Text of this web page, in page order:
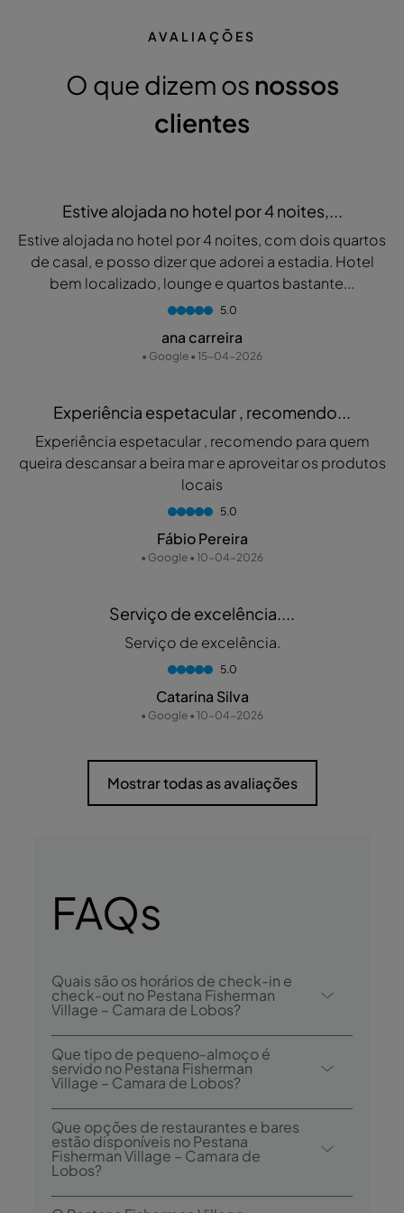
AVALIAÇÕES
O que dizem os nossos
clientes
Estive alojada no hotel por 4 noites,...
Estive alojada no hotel por 4 noites, com dois quartos
de casal, e posso dizer que adorei a estadia. Hotel
bem localizado, lounge e quartos bastante...
5.0
ana carreira
• Google • 15-04-2026
Experiência espetacular , recomendo...
Experiência espetacular , recomendo para quem
queira descansar a beira mar e aproveitar os produtos
locais
5.0
Fábio Pereira
• Google • 10-04-2026
Serviço de excelência....
Serviço de excelência.
5.0
Catarina Silva
• Google • 10-04-2026
Mostrar todas as avaliações
FAQs
Quais são os horários de check-in e
check-out no Pestana Fisherman
Village – Camara de Lobos?
O check-in no Pestana Fisherman Village –
Camara de Lobos é desde as 15h00, e o
check-out é até às 12h00.
Que tipo de pequeno-almoço é
servido no Pestana Fisherman
Village – Camara de Lobos?
As opções de pequeno-almoço incluem
buffet.
Que opções de restaurantes e bares
estão disponíveis no Pestana
Fisherman Village – Camara de
Lobos?
O Pestana Fisherman Village – Camara de